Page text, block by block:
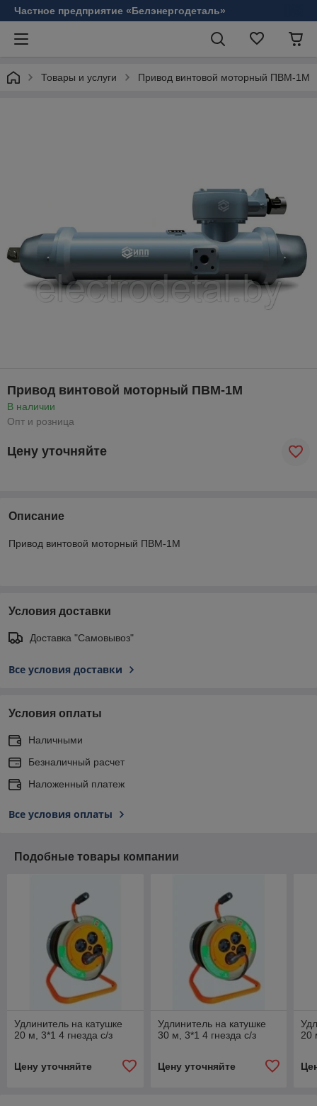
Частное предприятие «Белэнергодеталь»
Товары и услуги Привод винтовой моторный ПВМ-1М
Привод винтовой моторный ПВМ-1М
В наличии
Опт и розница
Цену уточняйте
Описание
Привод винтовой моторный ПВМ-1М
Условия доставки
Доставка "Самовывоз"
Все условия доставки
Условия оплаты
Наличными
Безналичный расчет
Наложенный платеж
Все условия оплаты
Подобные товары компании
Удлинитель на катушке
20 м, 3*1 4 гнезда с/з
Цену уточняйте
Удлинитель на катушке
30 м, 3*1 4 гнезда с/з
Цену уточняйте
20